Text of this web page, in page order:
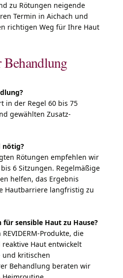
zu Rötungen neigende
Termin in Aichach und
richtigen Weg für Ihre Haut
Behandlung
in der Regel 60 bis 75
gewählten Zusatz-
nötig?
Rötungen empfehlen wir
6 Sitzungen. Regelmäßige
helfen, das Ergebnis
Hautbarriere langfristig zu
sensible Haut zu Hause?
Produkte, die
Haut entwickelt
und kritischen
Behandlung beraten wir